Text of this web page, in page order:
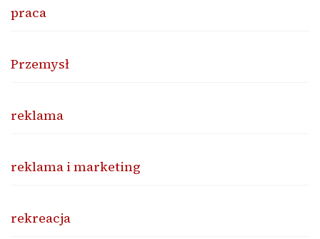
praca
Przemysł
reklama
reklama i marketing
rekreacja